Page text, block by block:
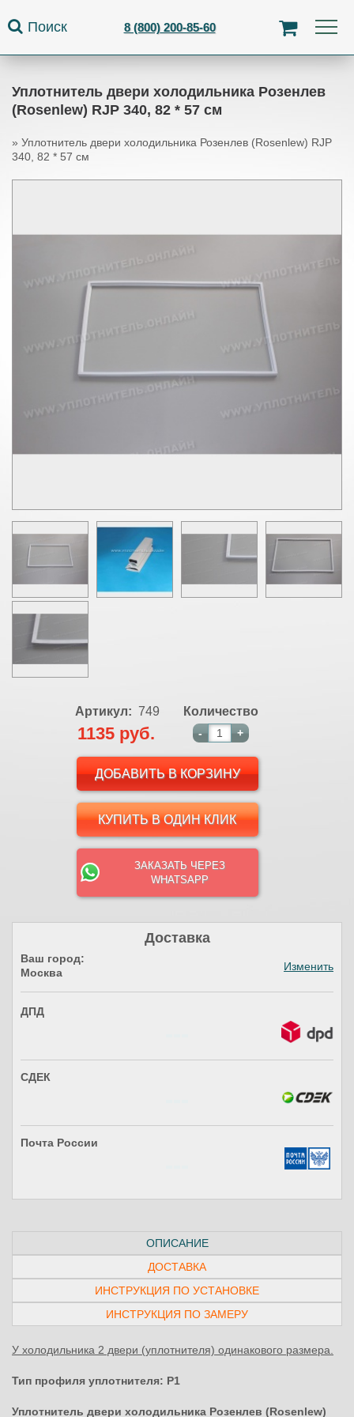
Поиск 8 (800) 200-85-60
Уплотнитель двери холодильника Розенлев
(Rosenlew) RJP 340, 82 * 57 см
Вы здесь
» Уплотнитель двери холодильника Розенлев (Rosenlew) RJP
340, 82 * 57 см
Артикул: 749
1135 руб.
Количество
- +
КУПИТЬ В ОДИН КЛИК
ЗАКАЗАТЬ ЧЕРЕЗ
WHATSAPP
Доставка
Ваш город:
Москва
Изменить
ДПД
СДЕК
Почта России
ОПИСАНИЕ
ДОСТАВКА
ИНСТРУКЦИЯ ПО УСТАНОВКЕ
ИНСТРУКЦИЯ ПО ЗАМЕРУ
У холодильника 2 двери (уплотнителя) одинакового размера.
Тип профиля уплотнителя: P1
Уплотнитель двери холодильника Розенлев (Rosenlew)